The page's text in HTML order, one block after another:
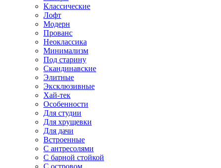
Классические
Лофт
Модерн
Прованс
Неоклассика
Минимализм
Под старину
Скандинавские
Элитные
Эксклюзивные
Хай-тек
Особенности
Для студии
Для хрущевки
Для дачи
Встроенные
С антресолями
С барной стойкой
С островом